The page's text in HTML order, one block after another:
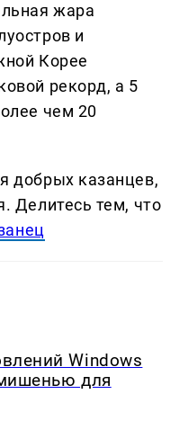
жара
и
Корее
рекорд, а 5
чем 20
добрых казанцев,
Делитеcь тем, что
Windows
для